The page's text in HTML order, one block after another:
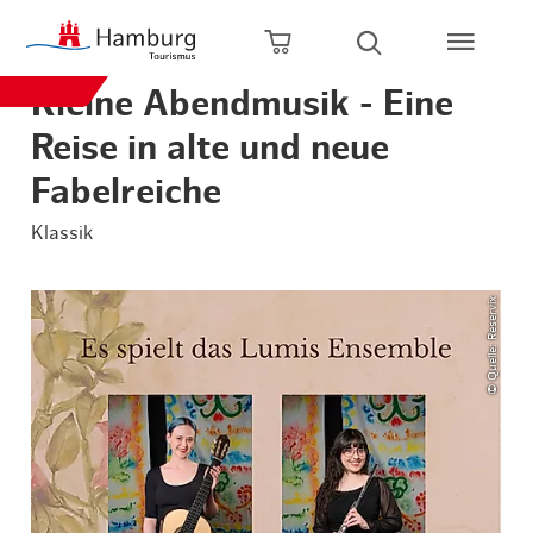
Zum Hauptinhalt springen
Zur Hauptnavigation springen
Zur Volltextsuche springen
Zum Footer springen
Warenkorb öffnen
Suche öffnen
Kleine Abendmusik - Eine
Reise in alte und neue
Fabelreiche
Klassik
© Quelle: Reservix